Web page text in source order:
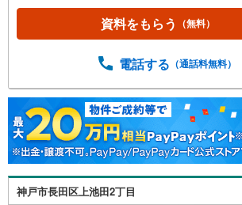
資料をもらう （無料）
電話する （通話料無料）
神戸市長田区上池田2丁目